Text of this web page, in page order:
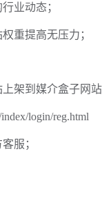
业动态；
重提高无压力；
架到媒介盒子网
login/reg.html
服；